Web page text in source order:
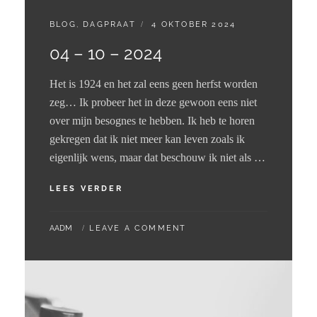
CATEGORIES:
BLOG , DAGPRAAT
GEPLAATST
4 OKTOBER 2024
04 – 10 – 2024
Het is 1924 en het zal eens geen herfst worden
zeg… Ik probeer het in deze gewoon eens niet
over mijn besognes te hebben. Ik heb te horen
gekregen dat ik niet meer kan leven zoals ik
eigenlijk wens, maar dat beschouw ik niet als …
LEES VERDER
–
BY
AADM LEAVE A COMMENT